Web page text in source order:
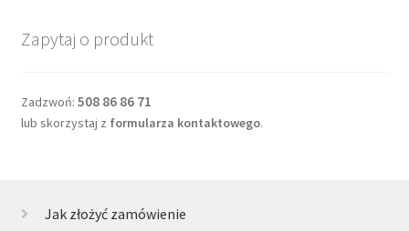
Zapytaj o produkt
Zadzwoń: 508 86 86 71
lub skorzystaj z formularza kontaktowego.
Jak złożyć zamówienie